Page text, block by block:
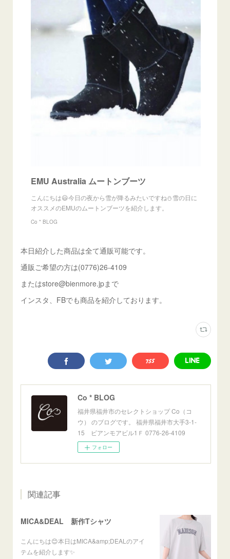
EMU Australia ムートンブーツ
こんにちは😃今日の夜から雪が降るみたいですね⛄️雪の日に
オススメのEMUのムートンブーツを紹介します。
Co * BLOG
本日紹介した商品は全て通販可能です。
通販ご希望の方は(0776)26-4109
またはstore@bienmore.jpまで
インスタ、FBでも商品を紹介しております。
Co * BLOG
福井県福井市のセレクトショップ Co（コ
ウ） のブログです。 福井県福井市大手3-1-
15 ビアンモアビル1Ｆ 0776-26-4109
フォロー
関連記事
MICA&DEAL 新作Tシャツ
こんにちは😊本日はMICA&amp;DEALのアイ
テムを紹介します✨